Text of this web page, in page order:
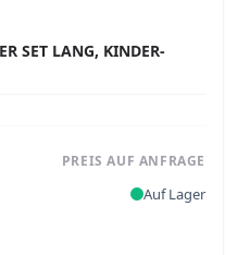
SET LANG, KINDER-
PREIS AUF ANFRAGE
Auf Lager